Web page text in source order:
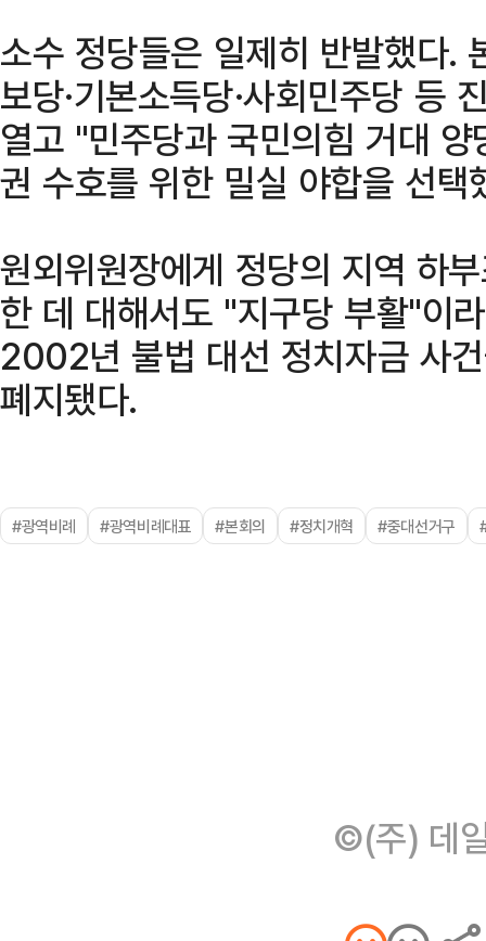
소수 정당들은 일제히 반발했다.
보당·기본소득당·사회민주당 등
열고 "민주당과 국민의힘 거대
권 수호를 위한 밀실 야합을 선택
원외위원장에게 정당의 지역 하
한 데 대해서도 "지구당 부활"이
2002년 불법 대선 정치자금 사
폐지됐다.
#광역비례 #광역비례대표 #본회의 #정치개혁 #중대선거구
©(주) 데